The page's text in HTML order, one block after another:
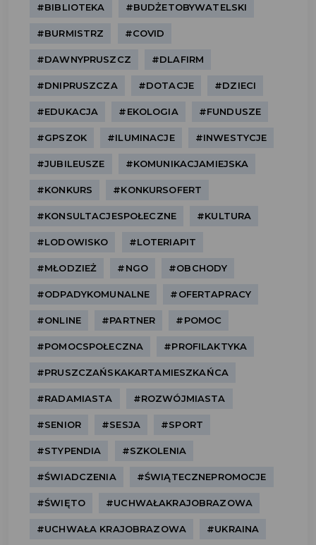
#BIBLIOTEKA #BUDŻETOBYWATELSKI
#BURMISTRZ #COVID
#DAWNYPRUSZCZ #DLAFIRM
#DNIPRUSZCZA #DOTACJE #DZIECI
#EDUKACJA #EKOLOGIA #FUNDUSZE
#GPSZOK #ILUMINACJE #INWESTYCJE
#JUBILEUSZE #KOMUNIKACJAMIEJSKA
#KONKURS #KONKURSOFERT
#KONSULTACJESPOŁECZNE #KULTURA
#LODOWISKO #LOTERIAPIT
#MŁODZIEŻ #NGO #OBCHODY
#ODPADYKOMUNALNE #OFERTAPRACY
#ONLINE #PARTNER #POMOC
#POMOCSPOŁECZNA #PROFILAKTYKA
#PRUSZCZAŃSKAKARTAMIESZKAŃCA
#RADAMIASTA #ROZWÓJMIASTA
#SENIOR #SESJA #SPORT
#STYPENDIA #SZKOLENIA
#ŚWIADCZENIA #ŚWIĄTECZNEPROMOCJE
#ŚWIĘTO #UCHWAŁAKRAJOBRAZOWA
#UCHWAŁA KRAJOBRAZOWA #UKRAINA